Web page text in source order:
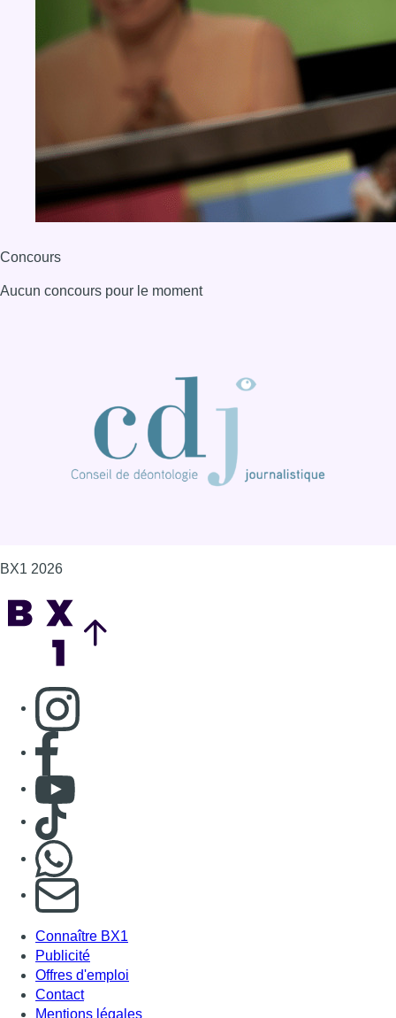
Concours
Aucun concours pour le moment
BX1 2026
Consulter page Instagram
Consulter page Facebook
Consulter Youtube
Consulter TikTok
S'abonner à notre newsletter
Connaître BX1
Publicité
Offres d'emploi
Contact
Mentions légales